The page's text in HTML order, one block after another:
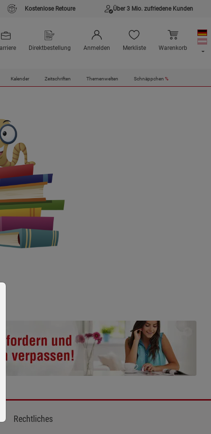
Kostenlose Retoure Über 3 Mio. zufriedene Kunden
Direktbestellung Anmelden Merkliste Warenkorb
Kalender Zeitschriften Themenwelten Schnäppchen %
Rechtliches